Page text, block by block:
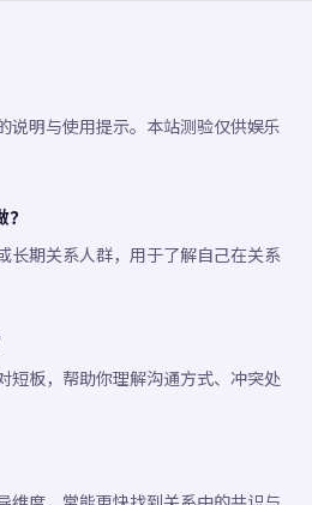
说明与使用提示。本站测验仅供娱乐
长期关系人群，用于了解自己在关系
短板，帮助你理解沟通方式、冲突处